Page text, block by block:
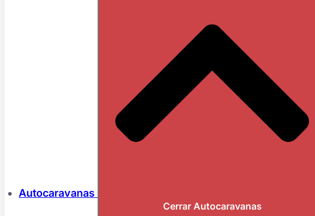
Autocaravanas
Cerrar Autocaravanas